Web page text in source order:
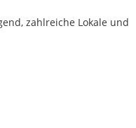
zahlreiche Lokale und